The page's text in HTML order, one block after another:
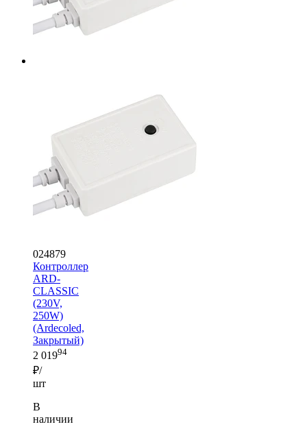
024879
Контроллер
ARD-
CLASSIC
(230V,
250W)
(Ardecoled,
Закрытый)
2 01994
₽/
шт
В
наличии